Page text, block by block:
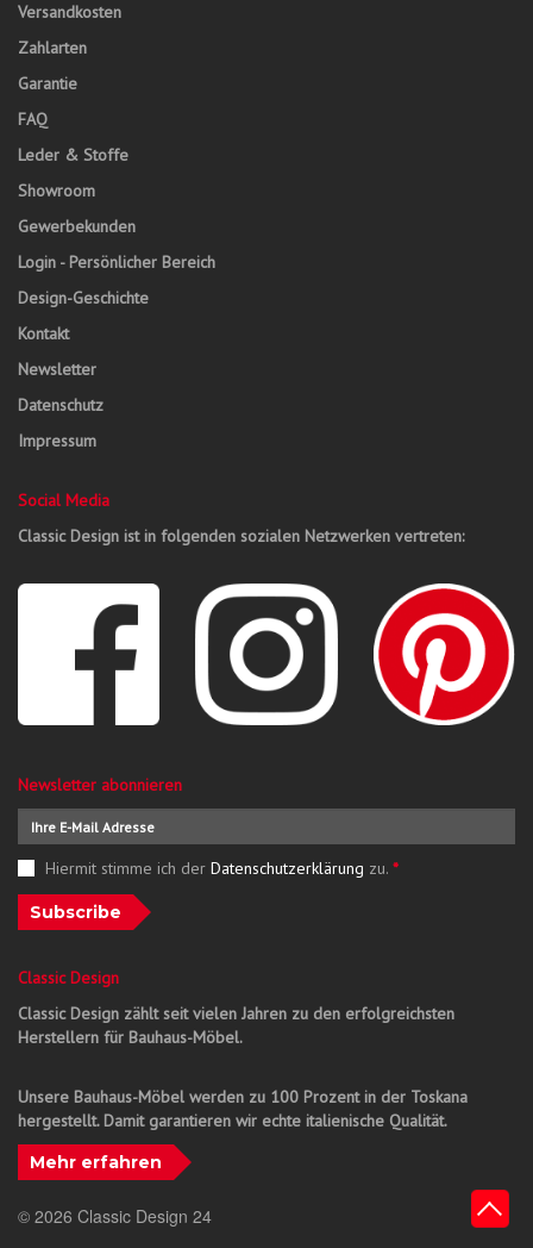
Versandkosten
Zahlarten
Garantie
FAQ
Leder & Stoffe
Showroom
Gewerbekunden
Login - Persönlicher Bereich
Design-Geschichte
Kontakt
Newsletter
Datenschutz
Impressum
Social Media
Classic Design ist in folgenden sozialen Netzwerken vertreten:
Newsletter abonnieren
Hiermit stimme ich der Datenschutzerklärung zu. *
Subscribe
Classic Design
Classic Design zählt seit vielen Jahren zu den erfolgreichsten
Herstellern für Bauhaus-Möbel.
Unsere Bauhaus-Möbel werden zu 100 Prozent in der Toskana
hergestellt. Damit garantieren wir echte italienische Qualität.
Mehr erfahren
© 2026 Classic Design 24